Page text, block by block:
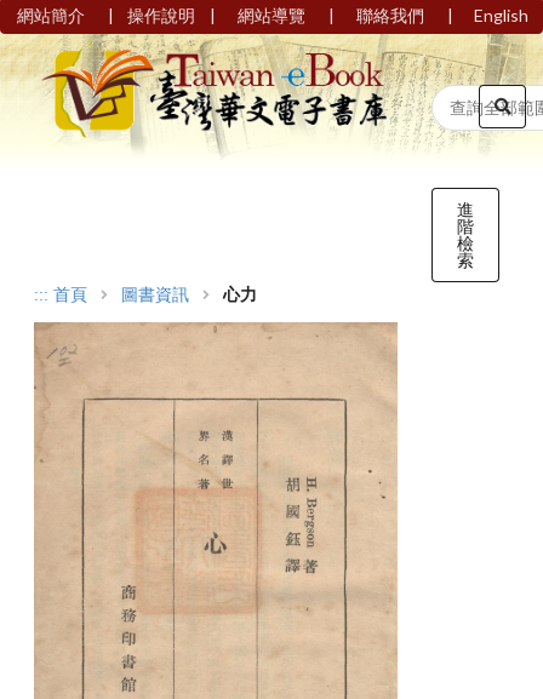
網站簡介 | 操作說明 | 網站導覽 | 聯絡我們 | English
進
階
檢
索
::: 首頁 圖書資訊 心力